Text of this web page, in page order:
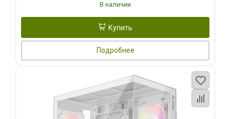
В наличии
Купить
Подробнее